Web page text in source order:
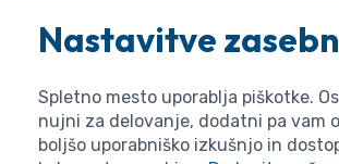
O agenciji
Splošne zadeve
Pravne zadeve
Nastavitve
Spletno mesto uporablja piškotke.
nujni za delovanje, dodatni pa vam
boljšo uporabniško izkušnjo in